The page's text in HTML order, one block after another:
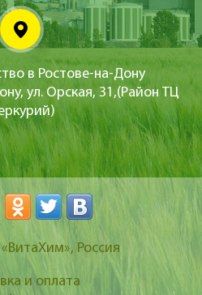
в Ростове-на-Дону
ул. Орская, 31,(Район ТЦ
, Россия
и оплата